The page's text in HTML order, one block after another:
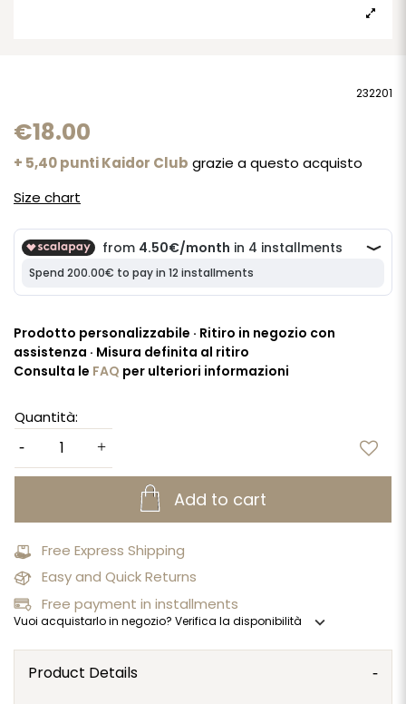
232201
€18.00
+ 5,40 punti Kaidor Club grazie a questo acquisto
Size chart
Prodotto personalizzabile · Ritiro in negozio con
assistenza · Misura definita al ritiro
Consulta le FAQ per ulteriori informazioni
Quantità:
Add to cart
Free Express Shipping
Easy and Quick Returns
Free payment in installments
Vuoi acquistarlo in negozio? Verifica la disponibilità expand_more
Product Details